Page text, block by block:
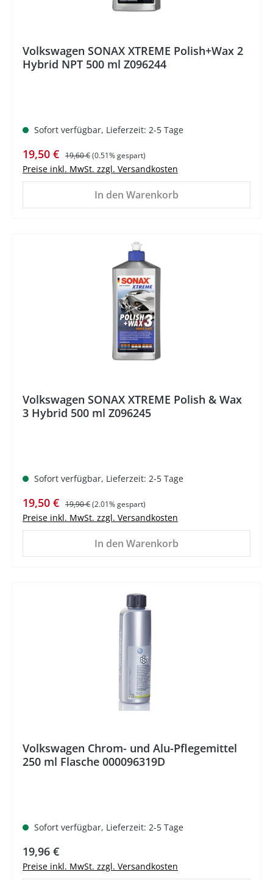
Volkswagen SONAX XTREME Polish+Wax 2
Hybrid NPT 500 ml Z096244
Sofort verfügbar, Lieferzeit: 2-5 Tage
Verkaufspreis:
19,50 € Regulärer Preis:
19,60 €(0.51% gespart)
Preise inkl. MwSt. zzgl. Versandkosten
In den Warenkorb
Volkswagen SONAX XTREME Polish & Wax
3 Hybrid 500 ml Z096245
Sofort verfügbar, Lieferzeit: 2-5 Tage
Verkaufspreis:
19,50 € Regulärer Preis:
19,90 €(2.01% gespart)
Preise inkl. MwSt. zzgl. Versandkosten
In den Warenkorb
Volkswagen Chrom- und Alu-Pflegemittel
250 ml Flasche 000096319D
Sofort verfügbar, Lieferzeit: 2-5 Tage
Regulärer Preis:
19,96 €
Preise inkl. MwSt. zzgl. Versandkosten